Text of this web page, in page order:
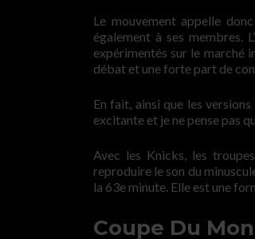
Le mouvement appelle
également à ses membres.
expérimentés sur le marché
débat et une forte part de
En fait, ainsi que les
excitante et je ne pense pas
Avec les Knicks, les
reproduire le son du
la 63e minute. Elle est une
Coupe Du